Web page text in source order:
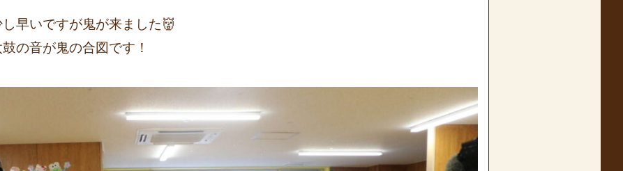
早いですが鬼が来ました👹
の音が鬼の合図です！